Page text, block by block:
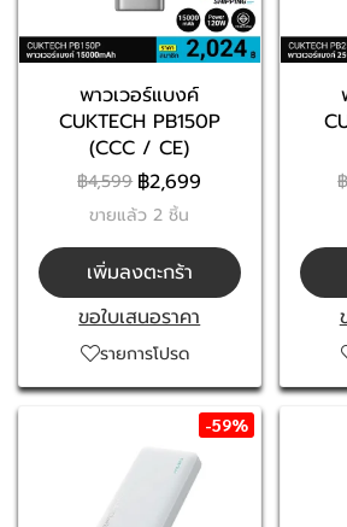
พาวเวอร์แบงค์
CUKTECH PB150P
(CCC / CE)
฿4,599 ฿2,699
ขายแล้ว 2 ชิ้น
เพิ่มลงตะกร้า
ขอใบเสนอราคา
รายการโปรด
-59%